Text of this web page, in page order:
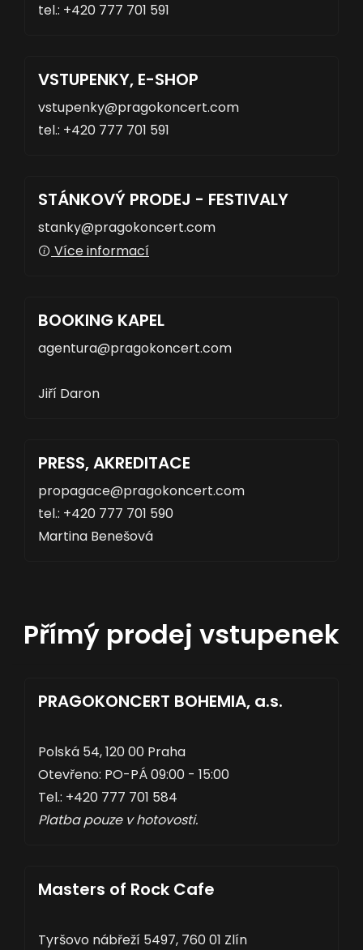
tel.: +420 777 701 591
VSTUPENKY, E-SHOP
vstupenky
tel.: +420 777 701 591
STÁNKOVÝ PRODEJ - FESTIVALY
stanky
Více informací
BOOKING KAPEL
agentura
Jiří Daron
PRESS, AKREDITACE
propagace
tel.: +420 777 701 590
Martina Benešová
Přímý prodej vstupenek
PRAGOKONCERT BOHEMIA, a.s.
Polská 54, 120 00 Praha
Otevřeno: PO-PÁ 09:00 - 15:00
Tel.: +420 777 701 584
Platba pouze v hotovosti.
Masters of Rock Cafe
Tyršovo nábřeží 5497, 760 01 Zlín